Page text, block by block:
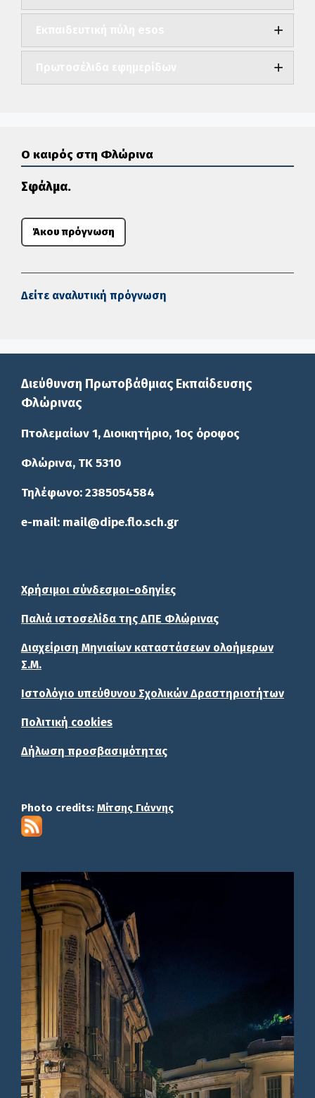
Ο καιρός στη Φλώρινα
Σφάλμα.
Άκου πρόγνωση
Δείτε αναλυτική πρόγνωση
Διεύθυνση Πρωτοβάθμιας Εκπαίδευσης
Φλώρινας
Πτολεμαίων 1, Διοικητήριο, 1ος όροφος
Φλώρινα, ΤΚ 5310
Τηλέφωνο: 2385054584
e-mail: mail@dipe.flo.sch.gr
Χρήσιμοι σύνδεσμοι-οδηγίες
Παλιά ιστοσελίδα της ΔΠΕ Φλώρινας
Διαχείριση Μηνιαίων καταστάσεων ολοήμερων
Σ.Μ.
Ιστολόγιο υπεύθυνου Σχολικών Δραστηριοτήτων
Πολιτική cookies
Δήλωση προσβασιμότητας
Photo credits: Μίτσης Γιάννης